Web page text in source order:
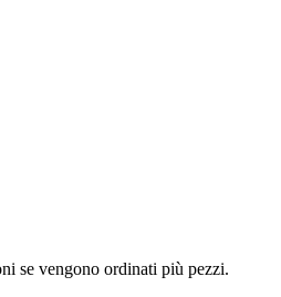
se vengono ordinati più pezzi.